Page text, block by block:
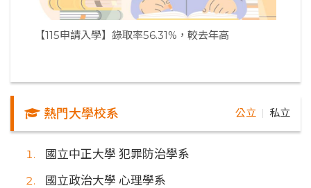
【115申請入學】錄取率56.31%，較去年高
熱門大學校系 公立 私立
國立中正大學 犯罪防治學系
國立政治大學 心理學系